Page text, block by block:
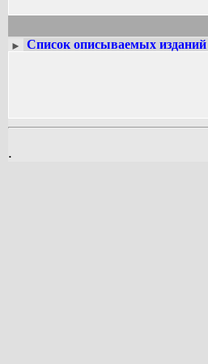
► Список описываемых изданий
.